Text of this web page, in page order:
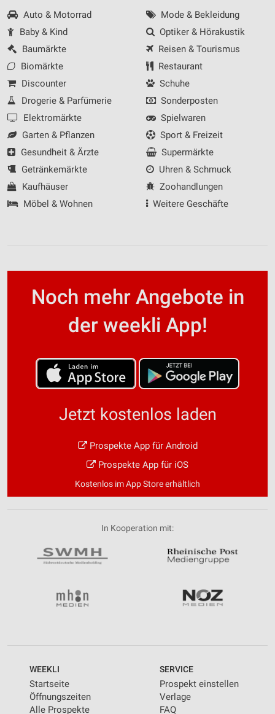
Auto & Motorrad
Baby & Kind
Baumärkte
Biomärkte
Discounter
Drogerie & Parfümerie
Elektromärkte
Garten & Pflanzen
Gesundheit & Ärzte
Getränkemärkte
Kaufhäuser
Möbel & Wohnen
Mode & Bekleidung
Optiker & Hörakustik
Reisen & Tourismus
Restaurant
Schuhe
Sonderposten
Spielwaren
Sport & Freizeit
Supermärkte
Uhren & Schmuck
Zoohandlungen
Weitere Geschäfte
Noch mehr Angebote in
der weekli App!
Jetzt kostenlos laden
Prospekte App für Android
Prospekte App für iOS
Kostenlos im App Store erhältlich
In Kooperation mit:
WEEKLI
Startseite
Öffnungszeiten
Alle Prospekte
SERVICE
Prospekt einstellen
Verlage
FAQ